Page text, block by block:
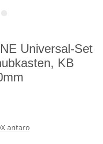
Universal-Set
KB
antaro